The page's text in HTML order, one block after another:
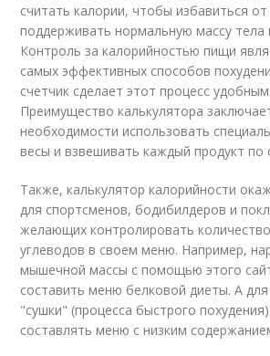
считать калории, чтобы избавиться
поддерживать нормальную массу тела
Контроль за калорийностью пищи
самых эффективных способов
счетчик сделает этот процесс
Преимущество калькулятора
необходимости использовать
весы и взвешивать каждый продукт по
Также, калькулятор калорийности
для спортсменов, бодибилдеров и
желающих контролировать
углеводов в своем меню. Например,
мышечной массы с помощью этого
составить меню белковой диеты. А
"сушки" (процесса быстрого
составлять меню с низким